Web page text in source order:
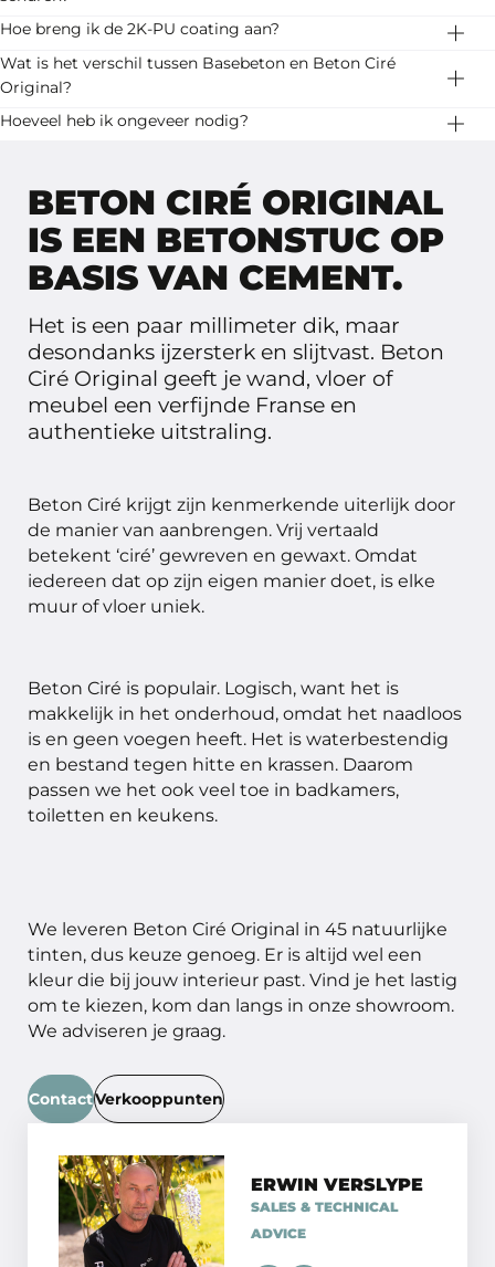
maken MCG voorstrijk aan. Bij een zuigende
ondergrond verdun je die 1:1 met water. Bij vloeren
gebruik je altijd epoxy voor de stabiliteit.
schuur niet te lang op één plaats door, om kale plekken
Gebruik een schuimroller en laat het
impregneermiddel 12 uur drogen.
Hoe breng ik de 2K-PU coating aan?
Gebruik een kortharige vachtroller en rol goed na, zodat
je geen strepen ziet. Laat het goed drogen en breng
dan een tweede laag aan.
Wat is het verschil tussen Basebeton en Beton Ciré
Original?
Stone Age heeft twee varianten beton ciré: Basebeton
leverbaar.
Hoeveel heb ik ongeveer nodig?
BETON CIRÉ ORIGINAL
IS EEN BETONSTUC OP
BASIS VAN CEMENT.
Het is een paar millimeter dik, maar
desondanks ijzersterk en slijtvast. Beton
Ciré Original geeft je wand, vloer of
meubel een verfijnde Franse en
authentieke uitstraling.
Beton Ciré krijgt zijn kenmerkende uiterlijk door
de manier van aanbrengen. Vrij vertaald
betekent ‘ciré’ gewreven en gewaxt. Omdat
iedereen dat op zijn eigen manier doet, is elke
muur of vloer uniek.
Beton Ciré is populair. Logisch, want het is
makkelijk in het onderhoud, omdat het naadloos
is en geen voegen heeft. Het is waterbestendig
en bestand tegen hitte en krassen. Daarom
passen we het ook veel toe in badkamers,
toiletten en keukens.
We leveren Beton Ciré Original in 45 natuurlijke
tinten, dus keuze genoeg. Er is altijd wel een
kleur die bij jouw interieur past. Vind je het lastig
om te kiezen, kom dan langs in onze showroom.
We adviseren je graag.
ContactVerkooppunten
ERWIN VERSLYPE
SALES & TECHNICAL
ADVICE